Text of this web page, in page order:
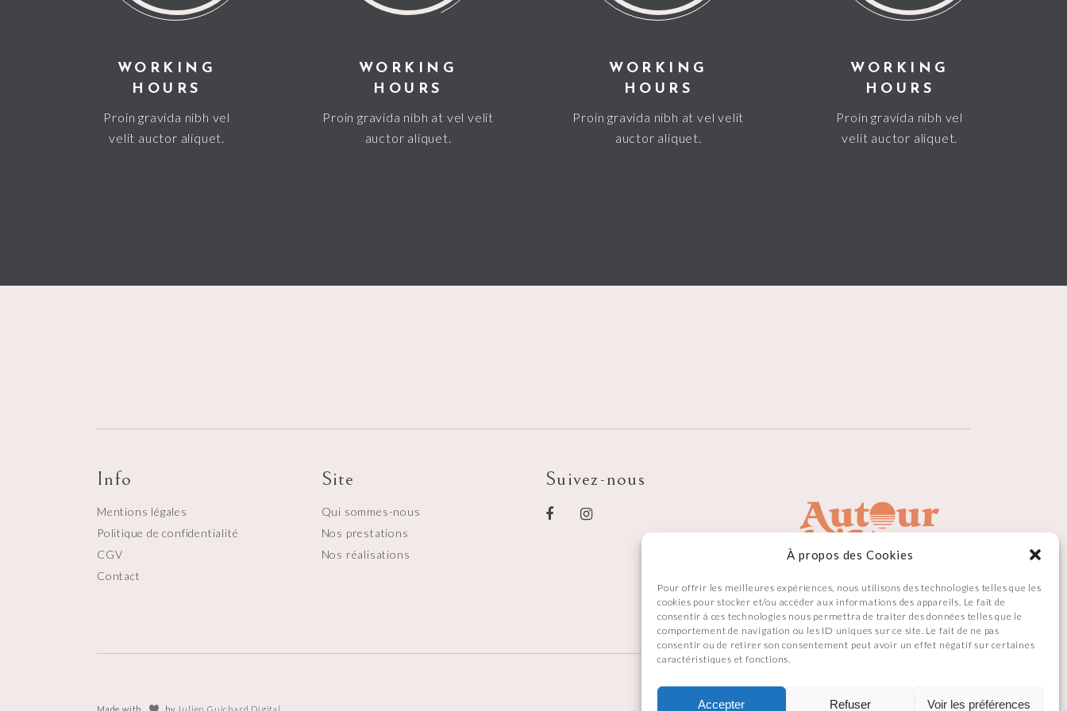
À propos des Cookies
Pour offrir les meilleures expériences, nous utilisons des technologies telles que les
cookies pour stocker et/ou accéder aux informations des appareils. Le fait de
consentir à ces technologies nous permettra de traiter des données telles que le
comportement de navigation ou les ID uniques sur ce site. Le fait de ne pas
consentir ou de retirer son consentement peut avoir un effet négatif sur certaines
caractéristiques et fonctions.
Accepter Refuser Voir les préférences
WORKING
HOURS
Proin gravida nibh vel
velit auctor aliquet.
WORKING
HOURS
Proin gravida nibh at vel velit
auctor aliquet.
WORKING
HOURS
Proin gravida nibh at vel velit
auctor aliquet.
WORKING
HOURS
Proin gravida nibh vel
velit auctor aliquet.
Info
Mentions légales
Politique de confidentialité
CGV
Contact
Site
Qui sommes-nous
Nos prestations
Nos réalisations
Suivez-nous
Made with by Julien Guichard Digital